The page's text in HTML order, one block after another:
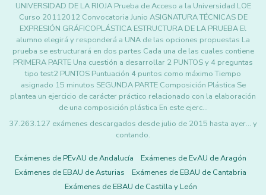
UNIVERSIDAD DE LA RIOJA Prueba de Acceso a la Universidad LOE
Curso 20112012 Convocatoria Junio ASIGNATURA TÉCNICAS DE
EXPRESIÓN GRÁFICOPLÁSTICA ESTRUCTURA DE LA PRUEBA El
alumno elegirá y responderá a UNA de las opciones propuestas La
prueba se estructurará en dos partes Cada una de las cuales contiene
PRIMERA PARTE Una cuestión a desarrollar 2 PUNTOS y 4 preguntas
tipo test2 PUNTOS Puntuación 4 puntos como máximo Tiempo
asignado 15 minutos SEGUNDA PARTE Composición Plástica Se
plantea un ejercicio de carácter práctico relacionado con la elaboración
de una composición plástica En este ejerc…
37.263.127 exámenes descargados desde julio de 2015 hasta ayer... y
contando.
Exámenes de PEvAU de Andalucía
Exámenes de EvAU de Aragón
Exámenes de EBAU de Asturias
Exámenes de EBAU de Cantabria
Exámenes de EBAU de Castilla y León